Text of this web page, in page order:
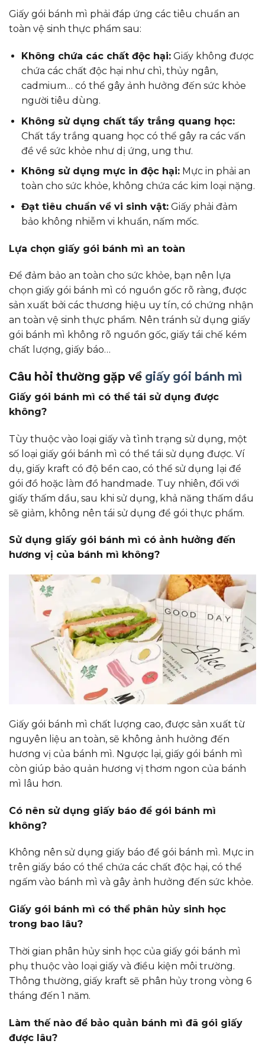
Giấy gói bánh mì phải đáp ứng các tiêu chuẩn an
toàn vệ sinh thực phẩm sau:
Không chứa các chất độc hại:Giấy không được
chứa các chất độc hại như chì, thủy ngân,
cadmium… có thể gây ảnh hưởng đến sức khỏe
người tiêu dùng.
Không sử dụng chất tẩy trắng quang học:
Chất tẩy trắng quang học có thể gây ra các vấn
đề về sức khỏe như dị ứng, ung thư.
Không sử dụng mực in độc hại:Mực in phải an
toàn cho sức khỏe, không chứa các kim loại nặng.
Đạt tiêu chuẩn về vi sinh vật:Giấy phải đảm
bảo không nhiễm vi khuẩn, nấm mốc.
Lựa chọn giấy gói bánh mì an toàn
Để đảm bảo an toàn cho sức khỏe, bạn nên lựa
chọn giấy gói bánh mì có nguồn gốc rõ ràng, được
sản xuất bởi các thương hiệu uy tín, có chứng nhận
an toàn vệ sinh thực phẩm. Nên tránh sử dụng giấy
gói bánh mì không rõ nguồn gốc, giấy tái chế kém
chất lượng, giấy báo…
Câu hỏi thường gặp về giấy gói bánh mì
Giấy gói bánh mì có thể tái sử dụng được
không?
Tùy thuộc vào loại giấy và tình trạng sử dụng, một
số loại giấy gói bánh mì có thể tái sử dụng được. Ví
dụ, giấy kraft có độ bền cao, có thể sử dụng lại để
gói đồ hoặc làm đồ handmade. Tuy nhiên, đối với
giấy thấm dầu, sau khi sử dụng, khả năng thấm dầu
sẽ giảm, không nên tái sử dụng để gói thực phẩm.
Sử dụng giấy gói bánh mì có ảnh hưởng đến
hương vị của bánh mì không?
Giấy gói bánh mì chất lượng cao, được sản xuất từ
nguyên liệu an toàn, sẽ không ảnh hưởng đến
hương vị của bánh mì. Ngược lại, giấy gói bánh mì
còn giúp bảo quản hương vị thơm ngon của bánh
mì lâu hơn.
Có nên sử dụng giấy báo để gói bánh mì
không?
Không nên sử dụng giấy báo để gói bánh mì. Mực in
trên giấy báo có thể chứa các chất độc hại, có thể
ngấm vào bánh mì và gây ảnh hưởng đến sức khỏe.
Giấy gói bánh mì có thể phân hủy sinh học
trong bao lâu?
Thời gian phân hủy sinh học của giấy gói bánh mì
phụ thuộc vào loại giấy và điều kiện môi trường.
Thông thường, giấy kraft sẽ phân hủy trong vòng 6
tháng đến 1 năm.
Làm thế nào để bảo quản bánh mì đã gói giấy
được lâu?